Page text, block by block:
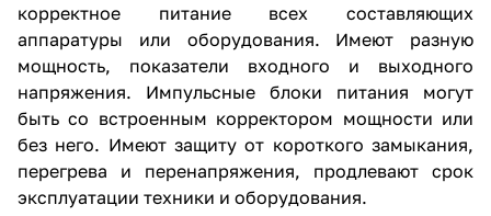
корректное питание всех составляющих
аппаратуры или оборудования. Имеют разную
мощность, показатели входного и выходного
напряжения. Импульсные блоки питания могут
быть со встроенным корректором мощности или
без него. Имеют защиту от короткого замыкания,
перегрева и перенапряжения, продлевают срок
эксплуатации техники и оборудования.